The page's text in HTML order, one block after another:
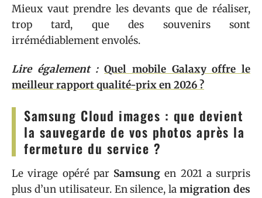
Mieux vaut prendre les devants que de réaliser,
trop tard, que des souvenirs sont
irrémédiablement envolés.
Lire également : Quel mobile Galaxy offre le
meilleur rapport qualité-prix en 2026 ?
Samsung Cloud images : que devient
la sauvegarde de vos photos après la
fermeture du service ?
Le virage opéré par Samsung en 2021 a surpris
plus d’un utilisateur. En silence, lamigration des